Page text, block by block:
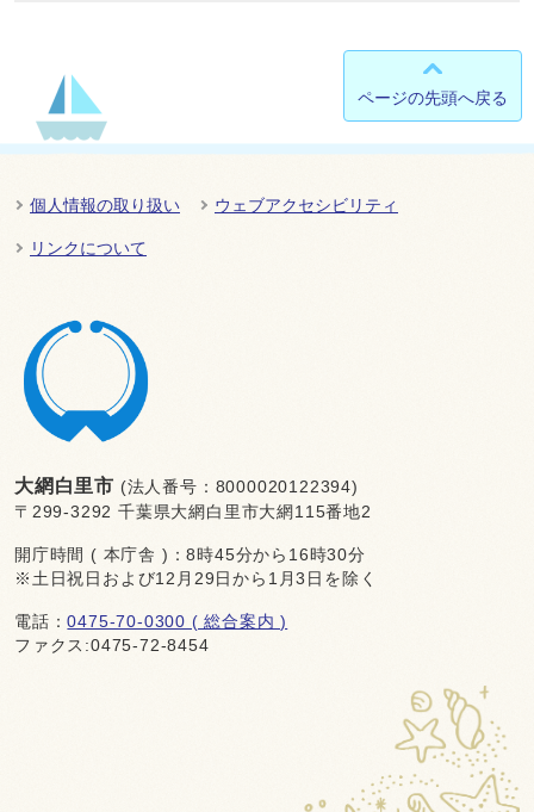
ページの先頭へ戻る
個人情報の取り扱い ウェブアクセシビリティ
リンクについて
大網白里市 (法人番号：8000020122394)
〒299-3292 千葉県大網白里市大網115番地2
開庁時間 ( 本庁舎 )：8時45分から16時30分
※土日祝日および12月29日から1月3日を除く
電話：0475-70-0300 ( 総合案内 )
ファクス:0475-72-8454